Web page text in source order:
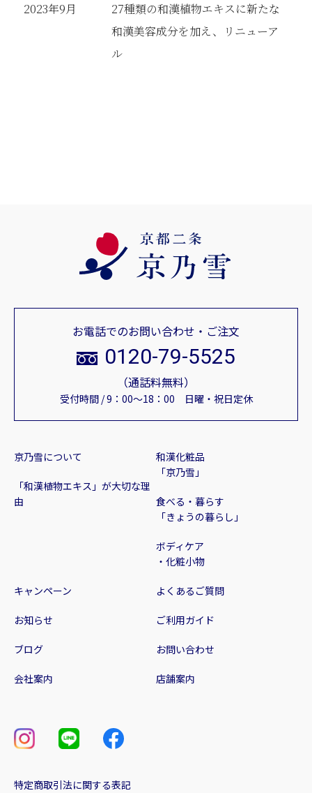
2023年9月
27種類の和漢植物エキスに新たな
和漢美容成分を加え、リニューア
ル
京乃雪について
「和漢植物エキス」が大切な理
由
和漢化粧品
「京乃雪」
食べる・暮らす
「きょうの暮らし」
ボディケア
・化粧小物
キャンペーン
お知らせ
ブログ
会社案内 店舗案内
よくあるご質問
ご利用ガイド
お問い合わせ
お電話でのお問い合わせ・ご注文
0120-79-5525
（通話料無料）
受付時間 / 9：00～18：00 日曜・祝日定休
特定商取引法に関する表記